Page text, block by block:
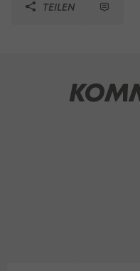
TEILEN